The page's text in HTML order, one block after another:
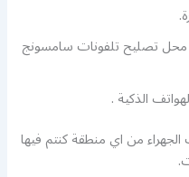
محل تصليح تلفونات سامسونج
الذكية .
من اي منطقة كنتم فيها